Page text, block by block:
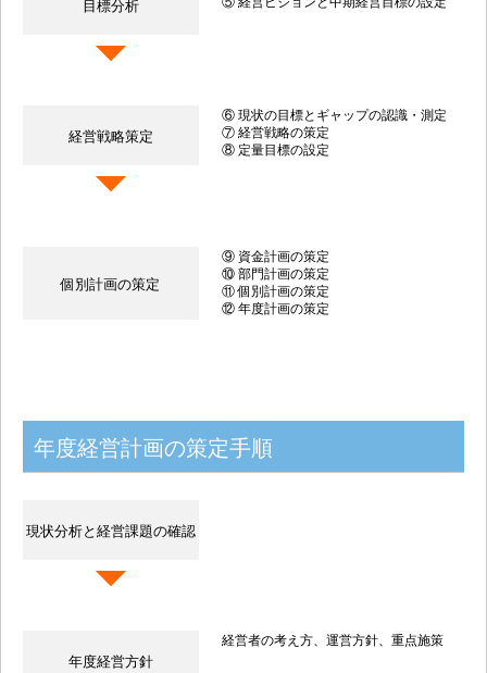
目標分析
経営戦略策定
⑥ 現状の目標とギャップの認識・測定
⑦ 経営戦略の策定
⑧ 定量目標の設定
個別計画の策定
⑨ 資金計画の策定
⑩ 部門計画の策定
⑪ 個別計画の策定
⑫ 年度計画の策定
年度経営計画の策定手順
現状分析と経営課題の確認
年度経営方針
経営者の考え方、運営方針、重点施策